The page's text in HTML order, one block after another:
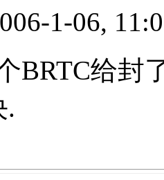
1-06,
BRTC给封
.